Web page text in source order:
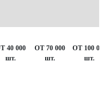
40 000
шт.
ОТ 70 000
шт.
ОТ 100
шт.